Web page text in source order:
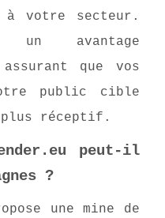
à votre secteur.
un avantage
que vos
public cible
réceptif.
peut-il
?
une mine de